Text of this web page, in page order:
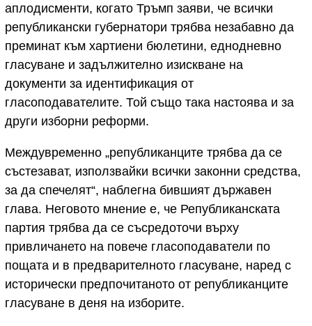
аплодисменти, когато Тръмп заяви, че всички
републикански губернатори трябва незабавно да
преминат към хартиени бюлетини, еднодневно
гласуване и задължително изискване на
документи за идентификация от
гласоподавателите. Той също така настоява и за
други изборни реформи.
Междувременно „републиканците трябва да се
състезават, използвайки всички законни средства,
за да спечелят“, наблегна бившият държавен
глава. Неговото мнение е, че Републиканската
партия трябва да се съсредоточи върху
привличането на повече гласоподаватели по
пощата и в предварителното гласуване, наред с
исторически предпочитаното от републиканците
гласуване в деня на изборите.